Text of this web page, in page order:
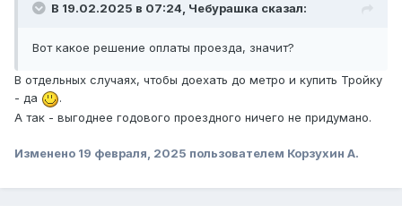
В 19.02.2025 в 07:24, Чебурашка сказал:
Вот какое решение оплаты проезда, значит?
В отдельных случаях, чтобы доехать до метро и купить Тройку
- да
.
А так - выгоднее годового проездного ничего не придумано.
Изменено 19 февраля, 2025 пользователем Корзухин А.